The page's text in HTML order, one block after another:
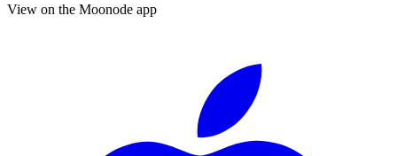
View on the Moonode app